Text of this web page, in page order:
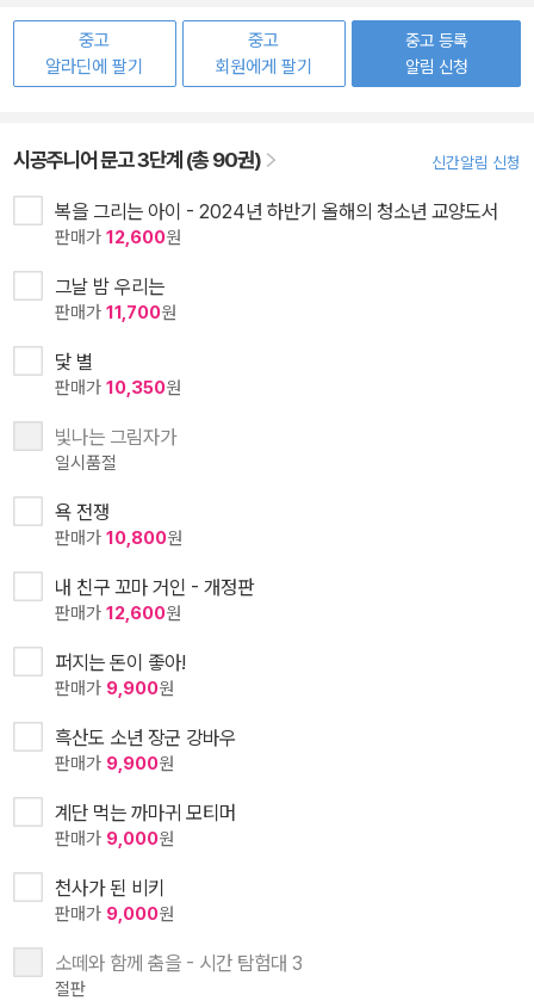
중고
알라딘에 팔기
중고
회원에게 팔기
중고 등록
알림 신청
시공주니어 문고 3단계 (총 90권) 신간알림 신청
복을 그리는 아이 - 2024년 하반기 올해의 청소년 교양도서
판매가 12,600원
그날 밤 우리는
판매가 11,700원
닻 별
판매가 10,350원
빛나는 그림자가
일시품절
욕 전쟁
판매가 10,800원
내 친구 꼬마 거인 - 개정판
판매가 12,600원
퍼지는 돈이 좋아!
판매가 9,900원
흑산도 소년 장군 강바우
판매가 9,900원
계단 먹는 까마귀 모티머
판매가 9,000원
천사가 된 비키
판매가 9,000원
소떼와 함께 춤을 - 시간 탐험대 3
절판